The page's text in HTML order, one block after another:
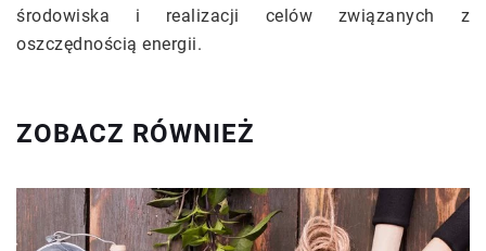
środowiska i realizacji celów związanych z
oszczędnością energii.
ZOBACZ RÓWNIEŻ